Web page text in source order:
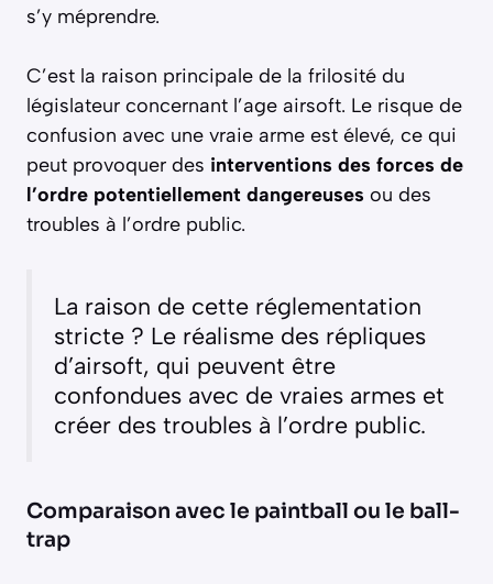
s’y méprendre.
C’est la raison principale de la frilosité du
législateur concernant l’age airsoft. Le risque de
confusion avec une vraie arme est élevé, ce qui
peut provoquer des interventions des forces de
l’ordre potentiellement dangereuses ou des
troubles à l’ordre public.
La raison de cette réglementation
stricte ? Le réalisme des répliques
d’airsoft, qui peuvent être
confondues avec de vraies armes et
créer des troubles à l’ordre public.
Comparaison avec le paintball ou le ball-
trap